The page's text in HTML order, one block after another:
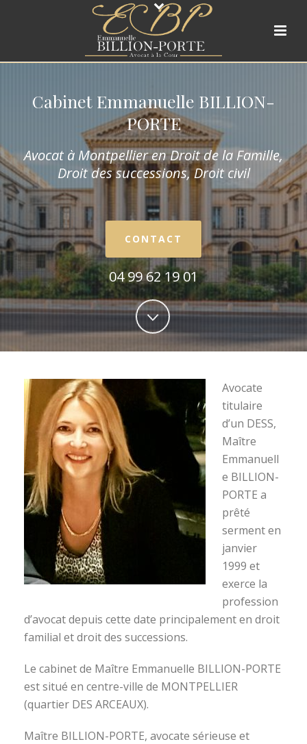
Cabinet Emmanuelle BILLION-
PORTE
Avocat à Montpellier en Droit de la Famille,
Droit des successions, Droit civil
CONTACT
04 99 62 19 01
Avocate
titulaire
d’un DESS,
Maître
Emmanuell
e BILLION-
PORTE a
prêté
serment en
janvier
1999 et
exerce la
profession
d’avocat depuis cette date principalement en droit
familial et droit des successions.
Le cabinet de Maître Emmanuelle BILLION-PORTE
est situé en centre-ville de MONTPELLIER
(quartier DES ARCEAUX).
Maître BILLION-PORTE, avocate sérieuse et